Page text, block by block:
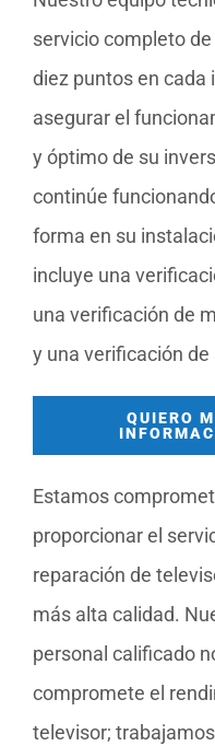
servicio completo
diez puntos en cada
asegurar el
y óptimo de su
continúe
forma en su
incluye una
una verificación de
y una verificación de
QUIERO
Estamos
proporcionar el
reparación de
más alta calidad.
personal calificado
compromete el
televisor;